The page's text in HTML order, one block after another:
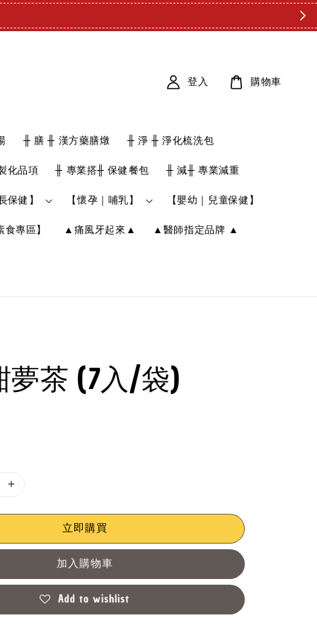
╫ 膳 ╫ 漢方藥膳燉 ╫ 淨 ╫ 淨化梳洗包
化品項 ╫ 專業搭╫ 保健餐包 ╫ 減╫ 專業減重
保健】 【懷孕｜哺乳】 【嬰幼｜兒童保健】
食專區】 ▲痛風牙起來▲ ▲醫師指定品牌 ▲
登入 購物車
夢茶 (7入/袋)
立即購買
加入購物車
Add to wishlist